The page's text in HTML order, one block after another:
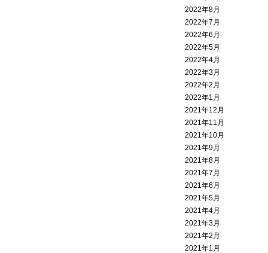
2022年8月
2022年7月
2022年6月
2022年5月
2022年4月
2022年3月
2022年2月
2022年1月
2021年12月
2021年11月
2021年10月
2021年9月
2021年8月
2021年7月
2021年6月
2021年5月
2021年4月
2021年3月
2021年2月
2021年1月